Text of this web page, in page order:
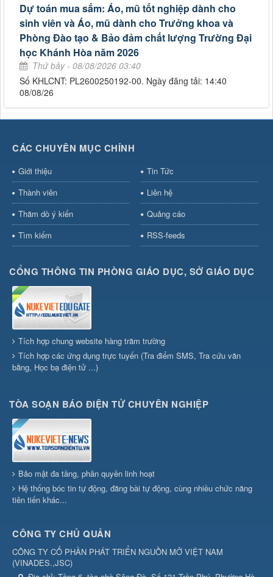
Dự toán mua sắm: Áo, mũ tốt nghiệp dành cho
sinh viên và Áo, mũ dành cho Trưởng khoa và
Phòng Đào tạo & Bảo đảm chất lượng Trường Đại
học Khánh Hòa năm 2026
Thứ bảy - 08/08/2026 03:40
Số KHLCNT: PL2600250192-00. Ngày đăng tải: 14:40
08/08/26
CÁC CHUYÊN MỤC CHÍNH
Giới thiệu
Tin Tức
Thành viên
Liên hệ
Thăm dò ý kiến
Quảng cáo
Tìm kiếm
RSS-feeds
CỔNG THÔNG TIN PHÒNG GIÁO DỤC, SỞ GIÁO DỤC
Tích hợp chung website hàng trăm trường
Tích hợp các ứng dụng trực tuyến (Tra điểm SMS, Tra cứu văn
bằng, Học bạ điện tử ...)
TÒA SOẠN BÁO ĐIỆN TỬ CHUYÊN NGHIỆP
Bảo mật đa tầng, phân quyền linh hoạt
Hệ thống bóc tin tự động, đăng bài tự động, cùng nhiều chức năng
tiên tiến khác...
CÔNG TY CHỦ QUẢN
CÔNG TY CỔ PHẦN PHÁT TRIỂN NGUỒN MỞ VIỆT NAM
(VINADES.,JSC)